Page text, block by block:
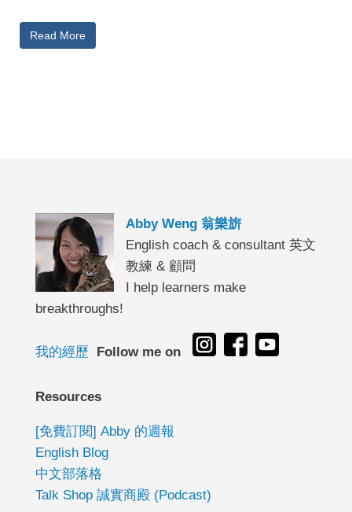
Read More
Abby Weng 翁樂旂
English coach & consultant 英文
教練 & 顧問
I help learners make
breakthroughs!
我的經歷 Follow me on
Resources
[免費訂閱] Abby 的週報
English Blog
中文部落格
Talk Shop 誠實商殿 (Podcast)